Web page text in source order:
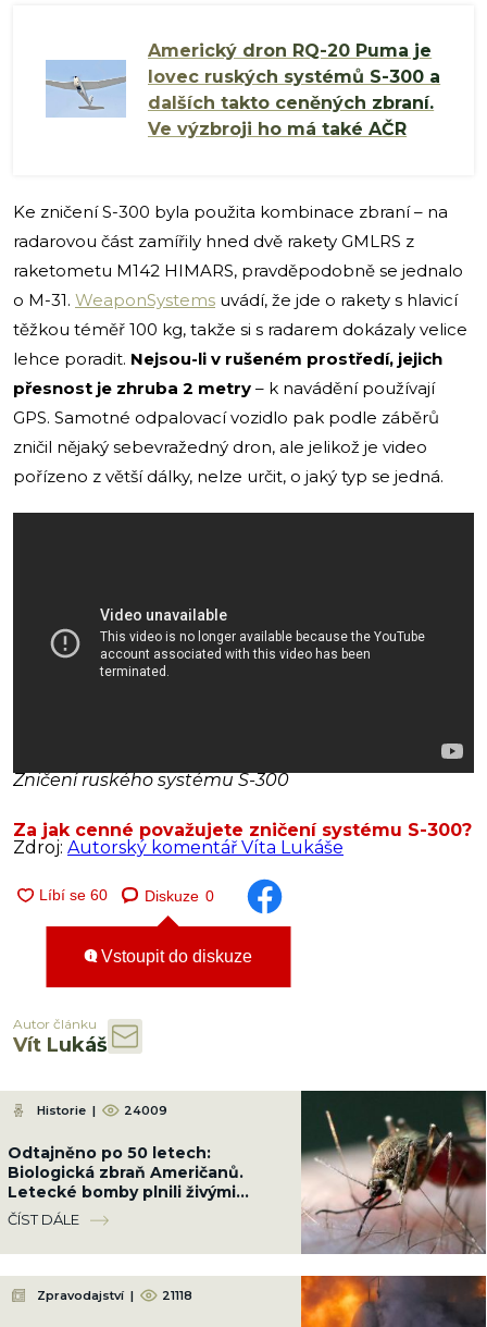
Americký dron RQ-20 Puma je
lovec ruských systémů S-300 a
dalších takto ceněných zbraní.
Ve výzbroji ho má také AČR
Ke zničení S-300 byla použita kombinace zbraní – na
radarovou část zamířily hned dvě rakety GMLRS z
raketometu M142 HIMARS, pravděpodobně se jednalo
o M-31. WeaponSystems uvádí, že jde o rakety s hlavicí
těžkou téměř 100 kg, takže si s radarem dokázaly velice
lehce poradit. Nejsou-li v rušeném prostředí, jejich
přesnost je zhruba 2 metry – k navádění používají
GPS. Samotné odpalovací vozidlo pak podle záběrů
zničil nějaký sebevražedný dron, ale jelikož je video
pořízeno z větší dálky, nelze určit, o jaký typ se jedná.
Zničení ruského systému S-300
Za jak cenné považujete zničení systému S-300?
Zdroj: Autorský komentář Víta Lukáše
Diskuze 0
Vstoupit do diskuze
Autor článku
Vít Lukáš
Historie | 24009
Odtajněno po 50 letech:
Biologická zbraň Američanů.
Letecké bomby plnili živými
komáry a shazovali je na
obydlené čtvrti
ČÍST DÁLE
Zpravodajství | 21118